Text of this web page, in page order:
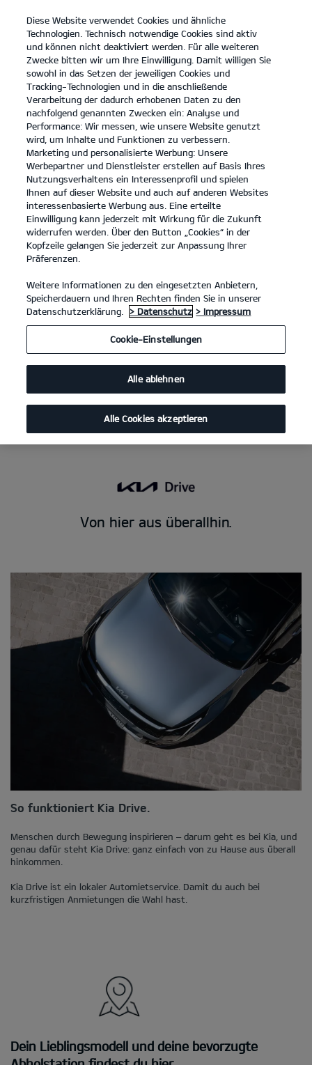
open
menu
KONTAKT
KIA DRIVE
KIA DRIVE: VON HIER AUS ÜBERALLHIN.
Kia Sportage Hybrid 1.6 T-GDI Hybrid AWD(Benzin/Automatik); 176 kW (239
PS): Kraftstoffverbrauch kombiniert 6,6 l/100 km; CO₂-Emissionen
kombiniert 150 g/km. CO₂-Klasse E.
Von hier aus überallhin.
So funktioniert Kia Drive.
Menschen durch Bewegung inspirieren – darum geht es bei Kia, und
genau dafür steht Kia Drive: ganz einfach von zu Hause aus überall
hinkommen.
Kia Drive ist ein lokaler Automietservice. Damit du auch bei
kurzfristigen Anmietungen die Wahl hast.
Dein Lieblingsmodell und deine bevorzugte
Diese Website verwendet Cookies und ähnliche
Technologien. Technisch notwendige Cookies sind aktiv
und können nicht deaktiviert werden. Für alle weiteren
Zwecke bitten wir um Ihre Einwilligung. Damit willigen Sie
sowohl in das Setzen der jeweiligen Cookies und
Tracking-Technologien und in die anschließende
Verarbeitung der dadurch erhobenen Daten zu den
nachfolgend genannten Zwecken ein: Analyse und
Performance: Wir messen, wie unsere Website genutzt
wird, um Inhalte und Funktionen zu verbessern.
Marketing und personalisierte Werbung: Unsere
Werbepartner und Dienstleister erstellen auf Basis Ihres
Nutzungsverhaltens ein Interessenprofil und spielen
Ihnen auf dieser Website und auch auf anderen Websites
interessenbasierte Werbung aus. Eine erteilte
Einwilligung kann jederzeit mit Wirkung für die Zukunft
widerrufen werden. Über den Button „Cookies“ in der
Kopfzeile gelangen Sie jederzeit zur Anpassung Ihrer
Präferenzen.
Weitere Informationen zu den eingesetzten Anbietern,
Speicherdauern und Ihren Rechten finden Sie in unserer
Datenschutzerklärung.
> Datenschutz > Impressum
Cookie-Einstellungen
Alle ablehnen
Alle Cookies akzeptieren